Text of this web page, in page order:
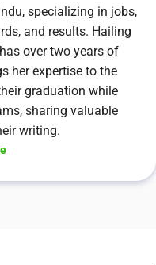
specializing in jobs,
and results. Hailing
over two years of
her expertise to the
graduation while
sharing valuable
writing.